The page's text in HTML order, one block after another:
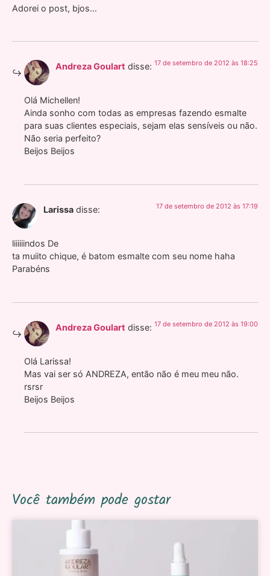
Adorei o post, bjos…
Andreza Goulart disse: 17 de setembro de 2012 às 18:25
Olá Michellen!
Ainda sonho com todas as empresas fazendo esmalte
para suas clientes especiais, sejam elas sensíveis ou não.
Não seria perfeito?
Beijos Beijos
Larissa disse: 17 de setembro de 2012 às 17:19
liiiiiindos De
ta muiito chique, é batom esmalte com seu nome haha
Parabéns
Andreza Goulart disse: 17 de setembro de 2012 às 19:00
Olá Larissa!
Mas vai ser só ANDREZA, então não é meu meu não.
rsrsr
Beijos Beijos
Você também pode gostar